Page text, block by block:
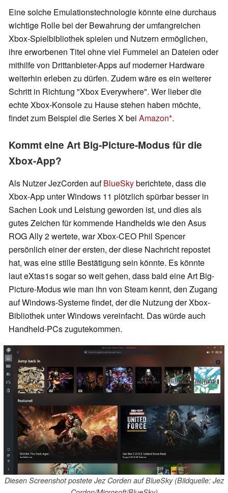
Eine solche Emulationstechnologie könnte eine durchaus
wichtige Rolle bei der Bewahrung der umfangreichen
Xbox-Spielbibliothek spielen und Nutzern ermöglichen,
ihre erworbenen Titel ohne viel Fummelei an Dateien oder
mithilfe von Drittanbieter-Apps auf moderner Hardware
weiterhin erleben zu dürfen. Zudem wäre es ein weiterer
Schritt in Richtung "Xbox Everywhere". Wer lieber die
echte Xbox-Konsole zu Hause stehen haben möchte,
findet zum Beispiel die Series X bei Amazon .
Kommt eine Art Big-Picture-Modus für die
Xbox-App?
Als Nutzer JezCorden aufBlueSkyberichtete, dass die
Xbox-App unter Windows 11 plötzlich spürbar besser in
Sachen Look und Leistung geworden ist, und dies als
gutes Zeichen für kommende Handhelds wie den Asus
ROG Ally 2 wertete, war Xbox-CEO Phil Spencer
persönlich einer der ersten, der diese Nachricht repostet
hat, was eine stille Bestätigung sein könnte. Es könnte
laut eXtas1s sogar so weit gehen, dass bald eine Art Big-
Picture-Modus wie man ihn von Steam kennt, den Zugang
auf Windows-Systeme findet, der die Nutzung der Xbox-
Bibliothek unter Windows vereinfacht. Das würde auch
Handheld-PCs zugutekommen.
Diesen Screenshot postete Jez Corden auf BlueSky (Bildquelle: Jez